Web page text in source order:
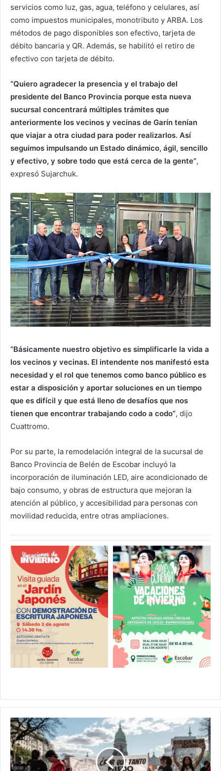
servicios como luz, gas, agua, teléfono y celulares, así
como impuestos municipales, monotributo y ARBA. Los
métodos de pago disponibles son efectivo, tarjeta de
débito bancaria y QR. Además, se habilitó el retiro de
efectivo con tarjeta de débito.
“Quiero agradecer la presencia y el trabajo del
presidente del Banco Provincia porque esta nueva
sucursal concentrará múltiples trámites que
anteriormente los vecinos y vecinas de Garín tenían
que viajar a otra ciudad para poder realizarlos. Así
seguimos impulsando un Estado dinámico, ágil, sencillo
y efectivo, y sobre todo que está cerca de la gente”,
expresó Sujarchuk.
“Básicamente nuestro objetivo es simplificarle la vida a
los vecinos y vecinas. El intendente nos manifestó esta
necesidad y el rol que tenemos como banco público es
estar a disposición y aportar soluciones en un tiempo
que es difícil y que está lleno de desafíos que nos
tienen que encontrar trabajando codo a codo”, dijo
Cuattromo.
Por su parte, la remodelación integral de la sucursal de
Banco Provincia de Belén de Escobar incluyó la
incorporación de iluminación LED, aire acondicionado de
bajo consumo, y obras de estructura que mejoran la
atención al público, y accesibilidad para personas con
movilidad reducida, entre otras ampliaciones.